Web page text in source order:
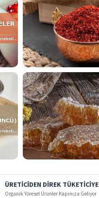
ÜRETİCİDEN DİREK TÜKETİCİYE
Organik Yöresel Ürünler Kapınıza Geliyor